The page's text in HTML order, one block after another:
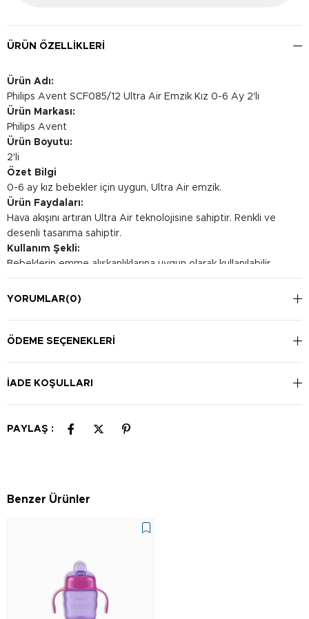
ÜRÜN ÖZELLIKLERI
Ürün Adı:
Philips Avent SCF085/12 Ultra Air Emzik Kız 0-6 Ay 2'li
Ürün Markası:
Philips Avent
Ürün Boyutu:
2'li
Özet Bilgi
0-6 ay kız bebekler için uygun, Ultra Air emzik.
Ürün Faydaları:
Hava akışını artıran Ultra Air teknolojisine sahiptir. Renkli ve
desenli tasarıma sahiptir.
Kullanım Şekli:
Bebeklerin emme alışkanlıklarına uygun olarak kullanılabilir.
Temizlik talimatlarına uygun şekilde temizlenmelidir.
YORUMLAR(0)
ÖDEME SEÇENEKLERI
İADE KOŞULLARI
PAYLAŞ :
Benzer Ürünler